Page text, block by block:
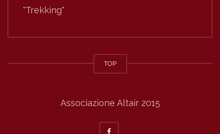
"Trekking"
TOP
Associazione Altair 2015